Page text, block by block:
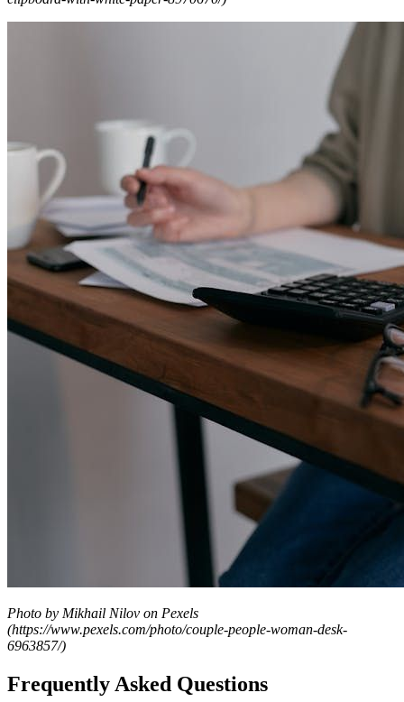
Photo by Mikhail Nilov on Pexels
(https://www.pexels.com/photo/couple-people-woman-desk-
6963857/)
Frequently Asked Questions